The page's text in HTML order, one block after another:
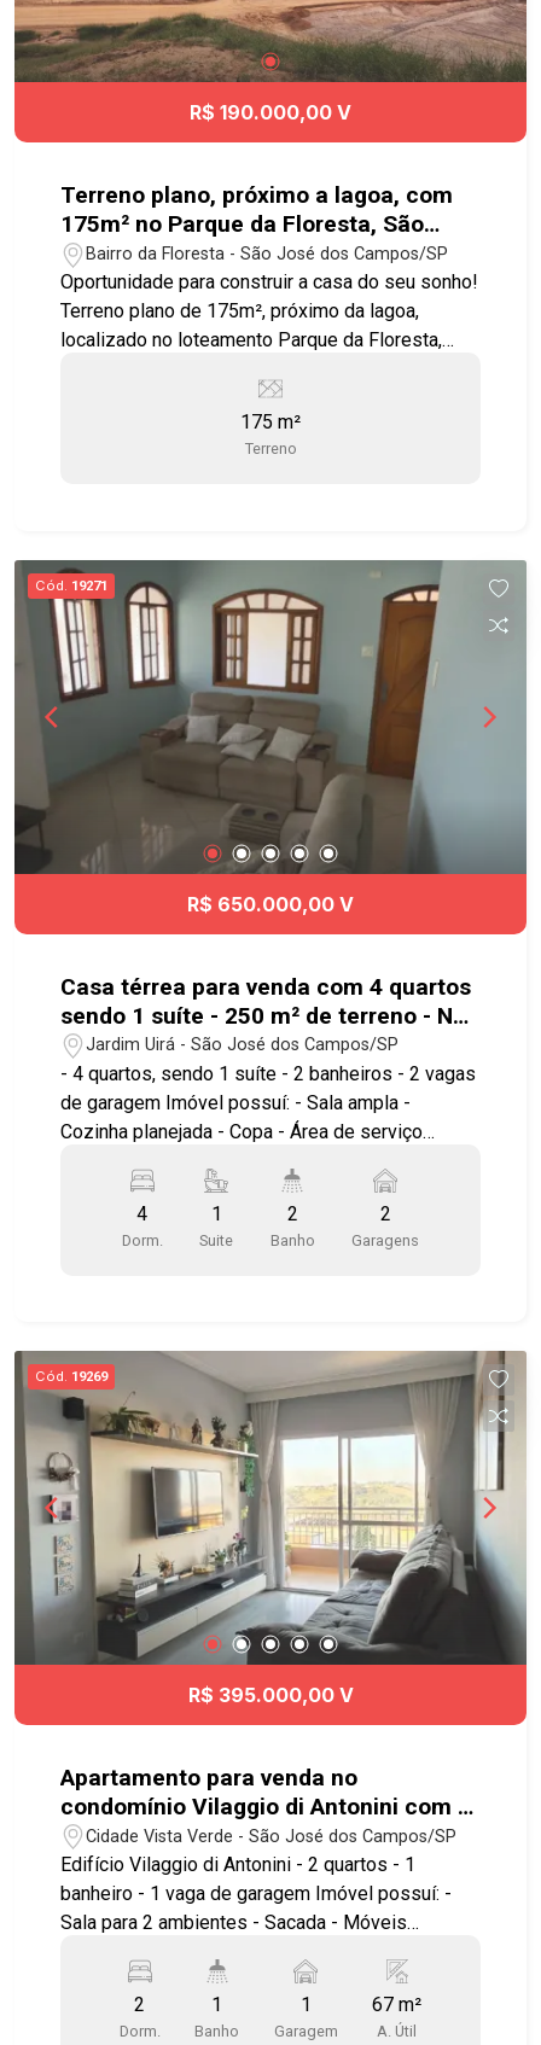
R$ 190.000,00 V
Terreno plano, próximo a lagoa, com
175m² no Parque da Floresta, São
José dos Campos - SP
Bairro da Floresta - São José dos Campos/SP
Oportunidade para construir a casa do seu sonho!
Terreno plano de 175m², próximo da lagoa,
localizado no loteamento Parque da Floresta,
de SJC. Área: 7 X 25 = 175m2 Loteamento
Parque da Floresta (Próximo a Via Cambuí e
Igreja da Cidade) Diferenciais: Bairro planejado,
175 m²
Terreno
Cód. 19271
R$ 650.000,00 V
Casa térrea para venda com 4 quartos
sendo 1 suíte - 250 m² de terreno - No
bairro Jardim Uirá - SJC
Jardim Uirá - São José dos Campos/SP
- 4 quartos, sendo 1 suíte - 2 banheiros - 2 vagas
de garagem Imóvel possuí: - Sala ampla -
Cozinha planejada - Copa - Área de serviço
basculante Casa térrea, bem arejada, iluminada,
próximo ao INPE e Embraer. Agende sua visita!
#imobiliaria #geraçãoimóveis #casavenda
4
Dorm.
1
Suite
2
Banho
2
Garagens
Cód. 19269
R$ 395.000,00 V
Apartamento para venda no
condomínio Vilaggio di Antonini com 2
quartos e 1 vaga de garagem - 67 m² -
No bairro Vista Verde - SJC
Cidade Vista Verde - São José dos Campos/SP
Edifício Vilaggio di Antonini - 2 quartos - 1
banheiro - 1 vaga de garagem Imóvel possuí: -
Sala para 2 ambientes - Sacada - Móveis
estilo americana, planejada - Área de serviço -
Vista permanente para as montanhas - Sol da
2
Dorm.
1
Banho
1
Garagem
67 m²
A. Útil